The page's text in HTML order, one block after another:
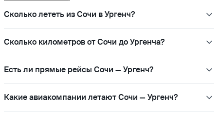
Сколько лететь из Сочи в Ургенч?
Сколько километров от Сочи до Ургенча?
Есть ли прямые рейсы Сочи — Ургенч?
Какие авиакомпании летают Сочи — Ургенч?